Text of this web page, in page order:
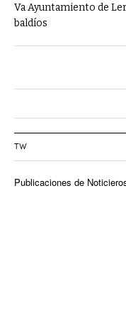
Va Ayuntamiento de
baldíos
TW
Publicaciones de